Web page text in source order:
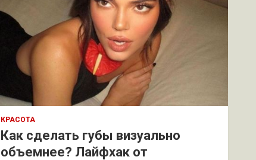
КРАСОТА
Как сделать губы визуально
объемнее? Лайфхак от